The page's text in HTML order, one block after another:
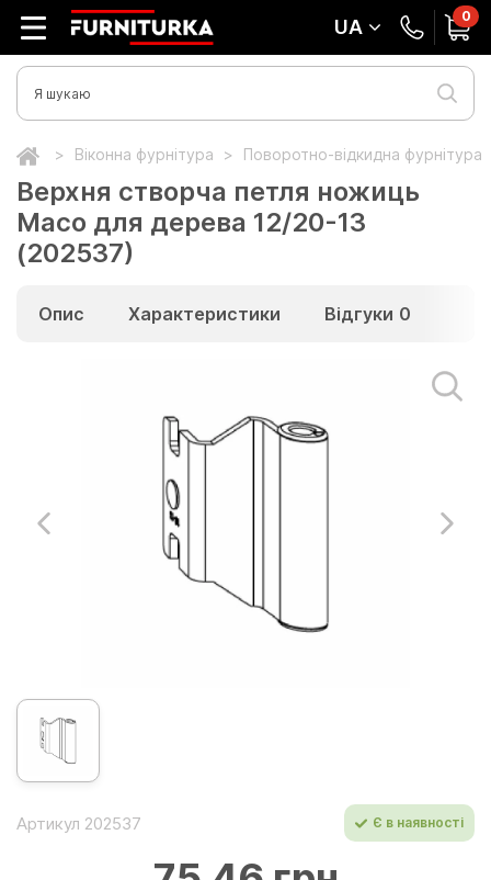
UA 0
Віконна фурнітура Поворотно-відкидна фурнітура
Верхня створча петля ножиць
Масо для дерева 12/20-13
(202537)
Опис Характеристики Відгуки 0
Артикул 202537 Є в наявності